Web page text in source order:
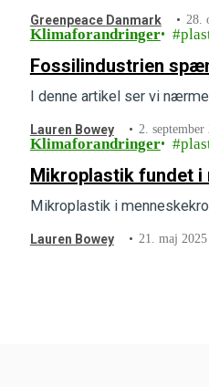
Greenpeace Danmark 28.
Klimaforandringer
Fossilindustrien
I denne artikel ser vi
Lauren Bowey 2. september
Klimaforandringer
Mikroplastik fundet i
Mikroplastik i
Lauren Bowey 21. maj 2025